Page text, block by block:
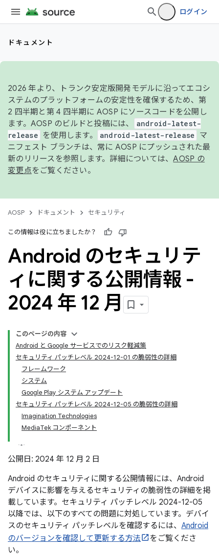
ログイン
ドキュメント
2026 年より、トランク安定版開発モデルに沿ってエコシ
ステムのプラットフォームの安定性を確保するため、第
2 四半期と第 4 四半期に AOSP にソースコードを公開し
ます。AOSP のビルドと投稿には、
android-latest-
release
を使用します。 android-latest-release
マ
ニフェスト ブランチは、常に AOSP にプッシュされた最
新のリリースを参照します。詳細については、AOSP の
変更点をご覧ください。
AOSP ドキュメント セキュリティ
この情報は役に立ちましたか？
Android のセキュリテ
ィに関する公開情報 -
2024 年 12 月
このページの内容
Android と Google サービスでのリスク軽減策
セキュリティ パッチレベル 2024-12-01 の脆弱性の詳細
フレームワーク
システム
Google Play システム アップデート
セキュリティ パッチレベル 2024-12-05 の脆弱性の詳細
Imagination Technologies
MediaTek コンポーネント
公開日: 2024 年 12 月 2 日
Android のセキュリティに関する公開情報には、Android
デバイスに影響を与えるセキュリティの脆弱性の詳細を掲
載しています。セキュリティ パッチレベル 2024-12-05
以降では、以下のすべての問題に対処しています。デバイ
スのセキュリティ パッチレベルを確認するには、 Android
のバージョンを確認して更新する方法
をご覧くださ
い。